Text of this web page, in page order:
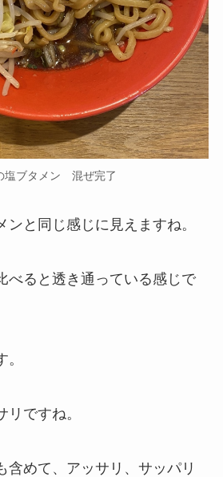
塩ブタメン 混ぜ完了
ンと同じ感じに見えますね。
べると透き通っている感じで
リですね。
含めて、アッサリ、サッパリ